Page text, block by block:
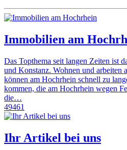
Immobilien am
Das Topthema seit langen Zeiten ist
und Konstanz. Wohnen und arbeiten
können am Hochrhein schnell zu
kommen, die am Hochrhein wegen
die…
49461
Ihr Artikel bei uns